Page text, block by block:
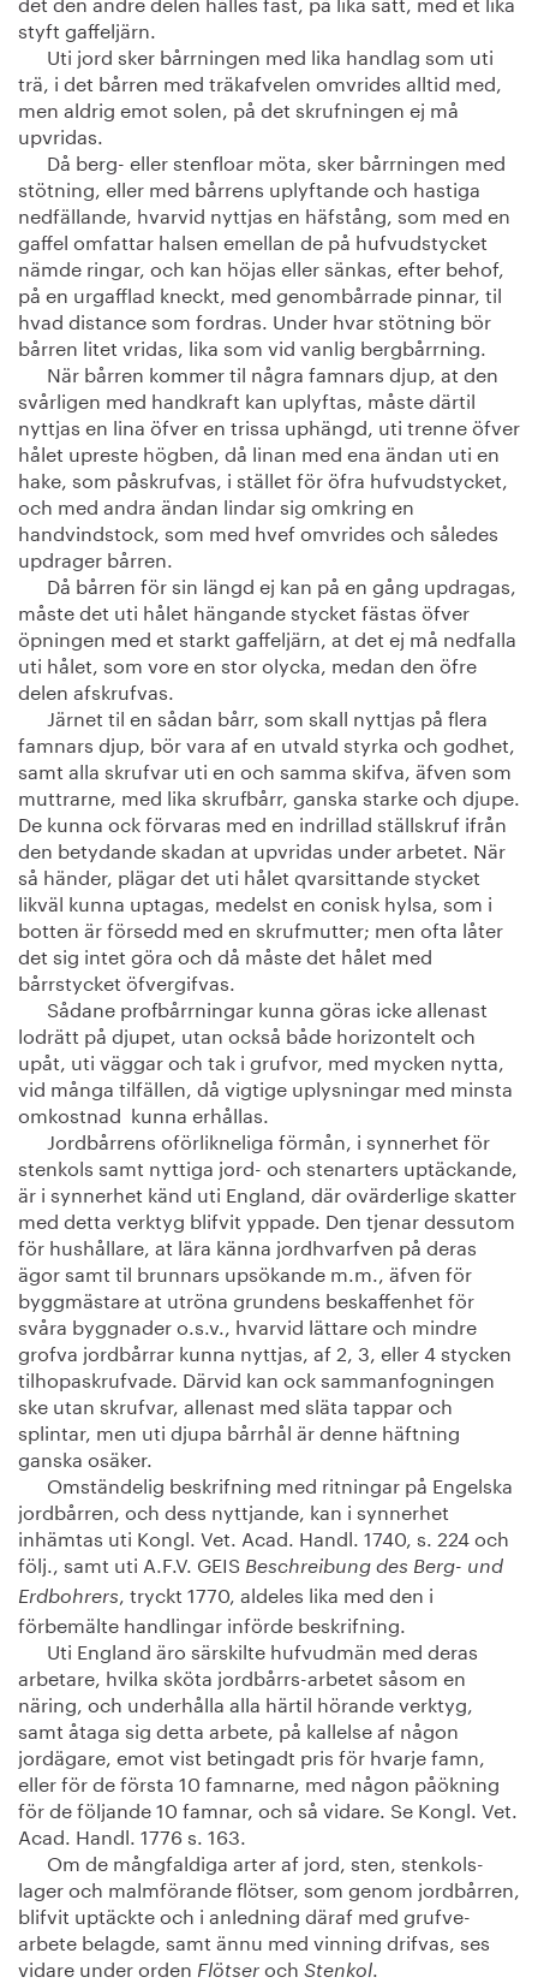
styft gaffeljärn.
Uti jord sker bårrningen med lika handlag som uti
trä, i det bårren med träkafvelen omvrides alltid med,
men aldrig emot solen, på det skrufningen ej må
upvridas.
Då berg- eller stenfloar möta, sker bårrningen med
stötning, eller med bårrens uplyftande och hastiga
nedfällande, hvarvid nyttjas en häfstång, som med en
gaffel omfattar halsen emellan de på hufvudstycket
nämde ringar, och kan höjas eller sänkas, efter behof,
på en urgafflad kneckt, med genombårrade pinnar, til
hvad distance som fordras. Under hvar stötning bör
bårren litet vridas, lika som vid vanlig bergbårrning.
När bårren kommer til några famnars djup, at den
svårligen med handkraft kan uplyftas, måste därtil
nyttjas en lina öfver en trissa uphängd, uti trenne öfver
hålet upreste högben, då linan med ena ändan uti en
hake, som påskrufvas, i stället för öfra hufvudstycket,
och med andra ändan lindar sig omkring en
handvindstock, som med hvef omvrides och således
updrager bårren.
Då bårren för sin längd ej kan på en gång updragas,
måste det uti hålet hängande stycket fästas öfver
öpningen med et starkt gaffeljärn, at det ej må nedfalla
uti hålet, som vore en stor olycka, medan den öfre
delen afskrufvas.
Järnet til en sådan bårr, som skall nyttjas på flera
famnars djup, bör vara af en utvald styrka och godhet,
samt alla skrufvar uti en och samma skifva, äfven som
muttrarne, med lika skrufbårr, ganska starke och djupe.
De kunna ock förvaras med en indrillad ställskruf ifrån
den betydande skadan at upvridas under arbetet. När
så händer, plägar det uti hålet qvarsittande stycket
likväl kunna uptagas, medelst en conisk hylsa, som i
botten är försedd med en skrufmutter; men ofta låter
det sig intet göra och då måste det hålet med
bårrstycket öfvergifvas.
Sådane profbårrningar kunna göras icke allenast
lodrätt på djupet, utan också både horizontelt och
upåt, uti väggar och tak i grufvor, med mycken nytta,
vid många tilfällen, då vigtige uplysningar med minsta
omkostnad kunna erhållas.
Jordbårrens oförlikneliga förmån, i synnerhet för
stenkols samt nyttiga jord- och stenarters uptäckande,
är i synnerhet känd uti England, där ovärderlige skatter
med detta verktyg blifvit yppade. Den tjenar dessutom
för hushållare, at lära känna jordhvarfven på deras
ägor samt til brunnars upsökande m.m., äfven för
byggmästare at utröna grundens beskaffenhet för
svåra byggnader o.s.v., hvarvid lättare och mindre
grofva jordbårrar kunna nyttjas, af 2, 3, eller 4 stycken
tilhopaskrufvade. Därvid kan ock sammanfogningen
ske utan skrufvar, allenast med släta tappar och
splintar, men uti djupa bårrhål är denne häftning
ganska osäker.
Omständelig beskrifning med ritningar på Engelska
jordbårren, och dess nyttjande, kan i synnerhet
inhämtas uti Kongl. Vet. Acad. Handl. 1740, s. 224 och
följ., samt uti A.F.V. GEIS Beschreibung des Berg- und
Erdbohrers, tryckt 1770, aldeles lika med den i
förbemälte handlingar införde beskrifning.
Uti England äro särskilte hufvudmän med deras
arbetare, hvilka sköta jordbårrs-arbetet såsom en
näring, och underhålla alla härtil hörande verktyg,
samt åtaga sig detta arbete, på kallelse af någon
jordägare, emot vist betingadt pris för hvarje famn,
eller för de första 10 famnarne, med någon påökning
för de följande 10 famnar, och så vidare. Se Kongl. Vet.
Acad. Handl. 1776 s. 163.
Om de mångfaldiga arter af jord, sten, stenkols-
lager och malmförande flötser, som genom jordbårren,
blifvit uptäckte och i anledning däraf med grufve-
arbete belagde, samt ännu med vinning drifvas, ses
vidare under orden Flötser och Stenkol.